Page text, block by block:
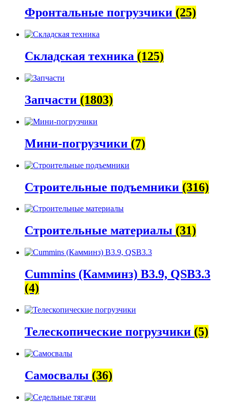
Фронтальные погрузчики (25)
Складская техника (125)
Запчасти (1803)
Мини-погрузчики (7)
Строительные подъемники (316)
Строительные материалы (31)
Cummins (Камминз) B3.9, QSB3.3
(4)
Телескопические погрузчики (5)
Самосвалы (36)